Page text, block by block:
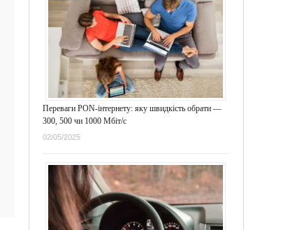
Переваги PON-інтернету: яку швидкість обрати —
300, 500 чи 1000 Мбіт/с
02/05/2025